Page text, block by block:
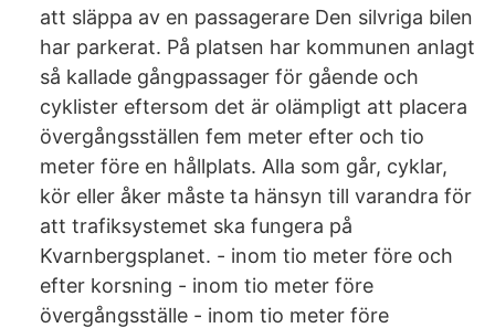
att släppa av en passagerare Den silvriga bilen
har parkerat. På platsen har kommunen anlagt
så kallade gångpassager för gående och
cyklister eftersom det är olämpligt att placera
övergångsställen fem meter efter och tio
meter före en hållplats. Alla som går, cyklar,
kör eller åker måste ta hänsyn till varandra för
att trafiksystemet ska fungera på
Kvarnbergsplanet. - inom tio meter före och
efter korsning - inom tio meter före
övergångsställe - inom tio meter före